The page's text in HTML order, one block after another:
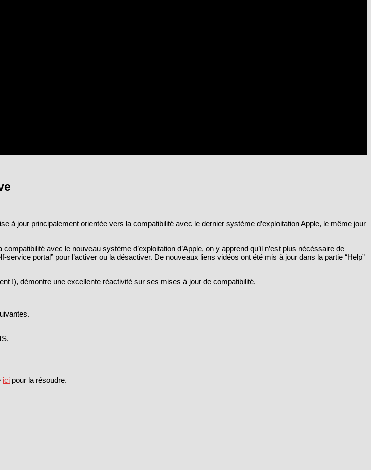
à jour principalement orientée vers la compatibilité avec le dernier système d’exploitation Apple, le même jour
avec le nouveau système d’exploitation d’Apple, on y apprend qu’il n’est plus nécéssaire de
portal” pour l’activer ou la désactiver. De nouveaux liens vidéos ont été mis à jour dans la partie “Help”
!), démontre une excellente réactivité sur ses mises à jour de compatibilité.
ici pour la résoudre.